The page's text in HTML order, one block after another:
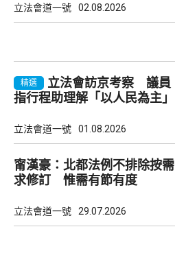
立法會道一號 02.08.2026
精選
立法會訪京考察 議員
指行程助理解「以人民為主」
立法會道一號 01.08.2026
甯漢豪：北都法例不排除按需
求修訂 惟需有節有度
立法會道一號 29.07.2026